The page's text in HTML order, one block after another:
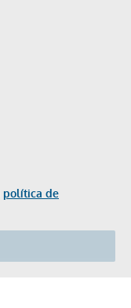
política de